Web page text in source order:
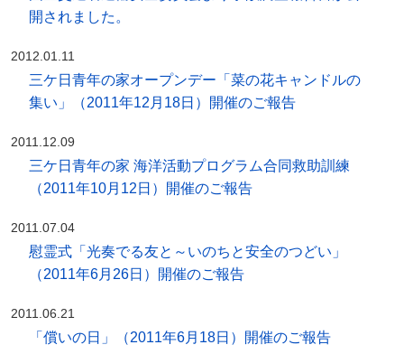
開されました。
2012.01.11
三ケ日青年の家オープンデー「菜の花キャンドルの
集い」（2011年12月18日）開催のご報告
2011.12.09
三ケ日青年の家 海洋活動プログラム合同救助訓練
（2011年10月12日）開催のご報告
2011.07.04
慰霊式「光奏でる友と～いのちと安全のつどい」
（2011年6月26日）開催のご報告
2011.06.21
「償いの日」（2011年6月18日）開催のご報告